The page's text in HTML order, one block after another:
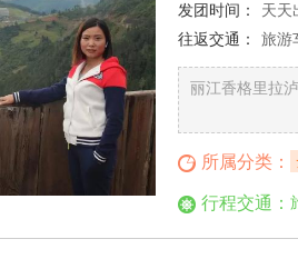
发团时间：
天天
往返交通：
旅游
丽江香格里拉
所属分类：
行程交通：